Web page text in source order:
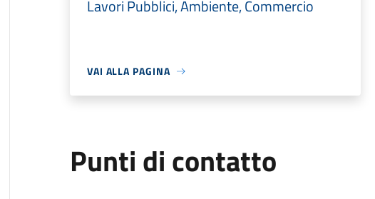
Lavori Pubblici, Ambiente, Commercio
VAI ALLA PAGINA
Punti di contatto